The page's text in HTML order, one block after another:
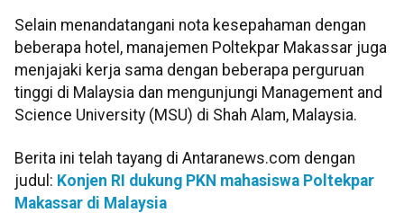
Selain menandatangani nota kesepahaman dengan
beberapa hotel, manajemen Poltekpar Makassar juga
menjajaki kerja sama dengan beberapa perguruan
tinggi di Malaysia dan mengunjungi Management and
Science University (MSU) di Shah Alam, Malaysia.
Berita ini telah tayang di Antaranews.com dengan
judul: Konjen RI dukung PKN mahasiswa Poltekpar
Makassar di Malaysia